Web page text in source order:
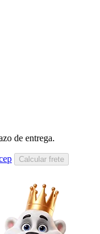
de entrega.
Calcular frete